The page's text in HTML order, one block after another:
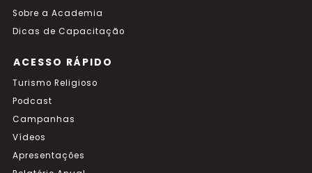
Sobre a Academia
Dicas de Capacitação
ACESSO RÁPIDO
Turismo Religioso
Podcast
Campanhas
Vídeos
Apresentações